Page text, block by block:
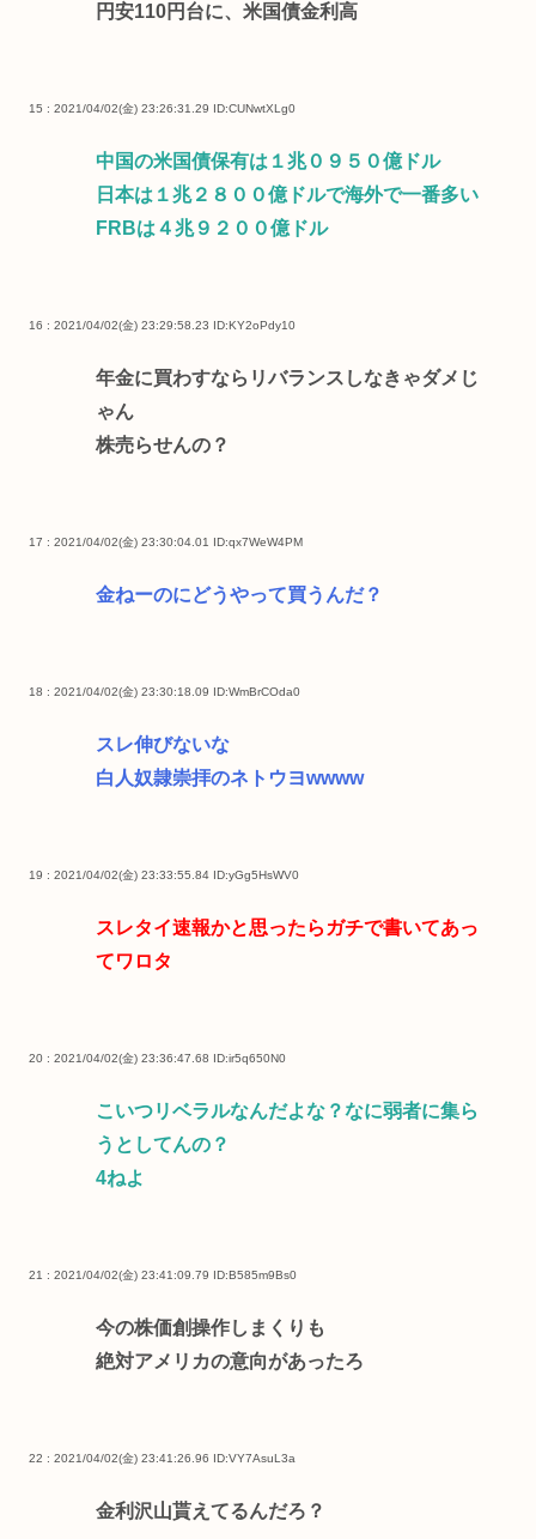
円安110円台に、米国債金利高
15 : 2021/04/02(金) 23:26:31.29 ID:CUNwtXLg0
中国の米国債保有は１兆０９５０億ドル
日本は１兆２８００億ドルで海外で一番多い
FRBは４兆９２００億ドル
16 : 2021/04/02(金) 23:29:58.23 ID:KY2oPdy10
年金に買わすならリバランスしなきゃダメじ
ゃん
株売らせんの？
17 : 2021/04/02(金) 23:30:04.01 ID:qx7WeW4PM
金ねーのにどうやって買うんだ？
18 : 2021/04/02(金) 23:30:18.09 ID:WmBrCOda0
スレ伸びないな
白人奴隷崇拝のネトウヨwwww
19 : 2021/04/02(金) 23:33:55.84 ID:yGg5HsWV0
スレタイ速報かと思ったらガチで書いてあっ
てワロタ
20 : 2021/04/02(金) 23:36:47.68 ID:ir5q650N0
こいつリベラルなんだよな？なに弱者に集ら
うとしてんの？
4ねよ
21 : 2021/04/02(金) 23:41:09.79 ID:B585m9Bs0
今の株価創操作しまくりも
絶対アメリカの意向があったろ
22 : 2021/04/02(金) 23:41:26.96 ID:VY7AsuL3a
金利沢山貰えてるんだろ？